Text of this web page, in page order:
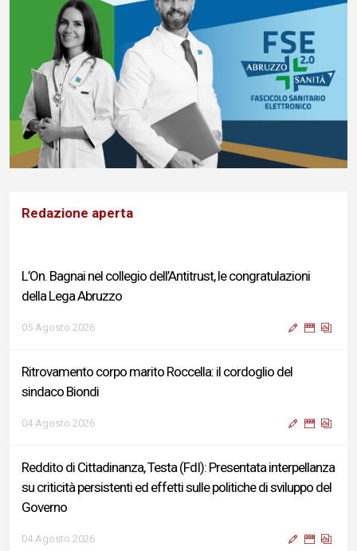
Redazione aperta
Ritrovamento corpo marito Roccella: il cordoglio del
sindaco Biondi
04 Agosto 2026
Reddito di Cittadinanza, Testa (FdI): Presentata interpellanza
su criticità persistenti ed effetti sulle politiche di sviluppo del
Sigismondi, Liris e Testa: “Profondo cordoglio e vicinanza al
Ministro Roccella e alla sua famiglia”
04 Agosto 2026